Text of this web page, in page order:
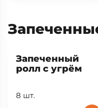
Запеченный
ролл с угрём
8 шт.